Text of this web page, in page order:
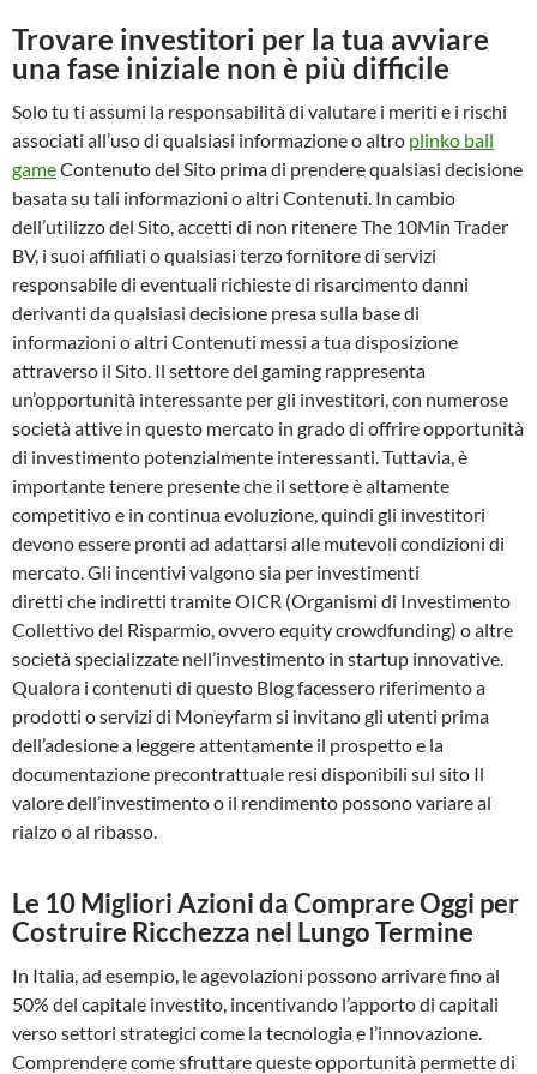
Trovare investitori per la tua avviare
una fase iniziale non è più difficile
Solo tu ti assumi la responsabilità di valutare i meriti e i rischi
associati all’uso di qualsiasi informazione o altro plinko ball
gameContenuto del Sito prima di prendere qualsiasi decisione
basata su tali informazioni o altri Contenuti. In cambio
dell’utilizzo del Sito, accetti di non ritenere The 10Min Trader
BV, i suoi affiliati o qualsiasi terzo fornitore di servizi
responsabile di eventuali richieste di risarcimento danni
derivanti da qualsiasi decisione presa sulla base di
informazioni o altri Contenuti messi a tua disposizione
attraverso il Sito. Il settore del gaming rappresenta
un’opportunità interessante per gli investitori, con numerose
società attive in questo mercato in grado di offrire opportunità
di investimento potenzialmente interessanti. Tuttavia, è
importante tenere presente che il settore è altamente
competitivo e in continua evoluzione, quindi gli investitori
devono essere pronti ad adattarsi alle mutevoli condizioni di
mercato. Gli incentivi valgono sia per investimenti
diretti che indiretti tramite OICR (Organismi di Investimento
Collettivo del Risparmio, ovvero equity crowdfunding) o altre
società specializzate nell’investimento in startup innovative.
Qualora i contenuti di questo Blog facessero riferimento a
prodotti o servizi di Moneyfarm si invitano gli utenti prima
dell’adesione a leggere attentamente il prospetto e la
documentazione precontrattuale resi disponibili sul sito Il
valore dell’investimento o il rendimento possono variare al
rialzo o al ribasso.
Le 10 Migliori Azioni da Comprare Oggi per
Costruire Ricchezza nel Lungo Termine
In Italia, ad esempio, le agevolazioni possono arrivare fino al
50% del capitale investito, incentivando l’apporto di capitali
verso settori strategici come la tecnologia e l’innovazione.
Comprendere come sfruttare queste opportunità permette di